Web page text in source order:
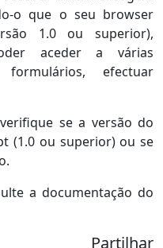
o que o seu browser
1.0 ou superior),
aceder a várias
formulários, efectuar
se a versão do
(1.0 ou superior) ou se
a documentação do
Partilhar